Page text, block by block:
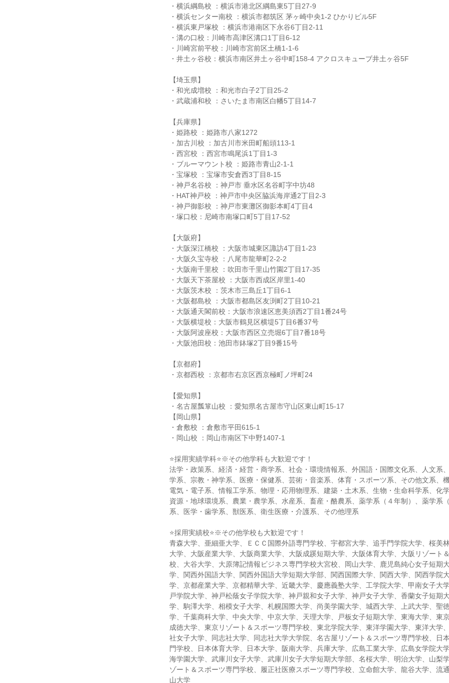
・横浜綱島校 ：横浜市港北区綱島東5丁目27-9
・横浜センター南校 ：横浜市都筑区 茅ヶ崎中央1-2 ひかりビル5F
・横浜東戸塚校 ：横浜市港南区下永谷6丁目2-11
・溝の口校：川崎市高津区溝口1丁目6-12
・川崎宮前平校：川崎市宮前区土橋1-1-6
・井土ヶ谷校：横浜市南区井土ヶ谷中町158-4 アクロスキューブ井土ヶ谷5F
【埼玉県】
・和光成増校 ：和光市白子2丁目25-2
・武蔵浦和校 ：さいたま市南区白幡5丁目14-7
【兵庫県】
・姫路校 ：姫路市八家1272
・加古川校 ：加古川市米田町船頭113-1
・西宮校 ：西宮市鳴尾浜1丁目1-3
・ブルーマウント校 ：姫路市青山2-1-1
・宝塚校 ：宝塚市安倉西3丁目8-15
・神戸名谷校 ：神戸市 垂水区名谷町字中坊48
・HAT神戸校 ：神戸市中央区脇浜海岸通2丁目2-3
・神戸御影校 ：神戸市東灘区御影本町4丁目4
・塚口校：尼崎市南塚口町5丁目17-52
【大阪府】
・大阪深江橋校 ：大阪市城東区諏訪4丁目1-23
・大阪久宝寺校 ：八尾市龍華町2-2-2
・大阪南千里校 ：吹田市千里山竹園2丁目17-35
・大阪天下茶屋校 ：大阪市西成区岸里1-40
・大阪茨木校 ：茨木市三島丘1丁目6-1
・大阪都島校 ：大阪市都島区友渕町2丁目10-21
・大阪通天閣前校：大阪市浪速区恵美須西2丁目1番24号
・大阪横堤校：大阪市鶴見区横堤5丁目6番37号
・大阪阿波座校：大阪市西区立売堀6丁目7番18号
・大阪池田校：池田市鉢塚2丁目9番15号
【京都府】
・京都西校 ：京都市右京区西京極町ノ坪町24
【愛知県】
・名古屋瓢箪山校 ：愛知県名古屋市守山区東山町15-17
【岡山県】
・倉敷校 ：倉敷市平田615-1
・岡山校 ：岡山市南区下中野1407-1
⭐採用実績学科⭐※その他学科も大歓迎です！
法学・政策系、経済・経営・商学系、社会・環境情報系、外国語・国際文化系、人文系
学系、宗教・神学系、医療・保健系、芸術・音楽系、体育・スポーツ系、その他文系、機
電気・電子系、情報工学系、物理・応用物理系、建築・土木系、生物・生命科学系、化学
資源・地球環境系、農業・農学系、水産系、畜産・酪農系、薬学系（４年制）、薬学系
系、医学・歯学系、獣医系、衛生医療・介護系、その他理系
⭐採用実績校⭐※その他学校も大歓迎です！
青森大学、亜細亜大学、ＥＣＣ国際外語専門学校、宇都宮大学、追手門学院大学、桜美
大学、大阪産業大学、大阪商業大学、大阪成蹊短期大学、大阪体育大学、大阪リゾート
校、大谷大学、大原簿記情報ビジネス専門学校大宮校、岡山大学、鹿児島純心女子短期
学、関西外国語大学、関西外国語大学短期大学部、関西国際大学、関西大学、関西学院
学、京都産業大学、京都精華大学、近畿大学、慶應義塾大学、工学院大学、甲南女子大
戸学院大学、神戸松蔭女子学院大学、神戸親和女子大学、神戸女子大学、香蘭女子短期
学、駒澤大学、相模女子大学、札幌国際大学、尚美学園大学、城西大学、上武大学、聖
学、千葉商科大学、中央大学、中京大学、天理大学、戸板女子短期大学、東海大学、東
成徳大学、東京リゾート＆スポーツ専門学校、東北学院大学、東洋学園大学、東洋大学
社女子大学、同志社大学、同志社大学大学院、名古屋リゾート＆スポーツ専門学校、日
門学校、日本体育大学、日本大学、阪南大学、兵庫大学、広島工業大学、広島女学院大
海学園大学、武庫川女子大学、武庫川女子大学短期大学部、名桜大学、明治大学、山梨
ゾート＆スポーツ専門学校、履正社医療スポーツ専門学校、立命館大学、龍谷大学、流
山大学